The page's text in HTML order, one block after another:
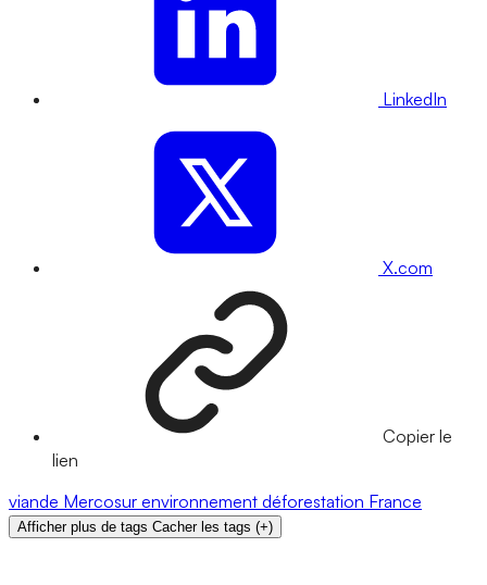
LinkedIn
X.com
Copier le
lien
viande Mercosur environnement déforestation France
Afficher plus de tags Cacher les tags (+)